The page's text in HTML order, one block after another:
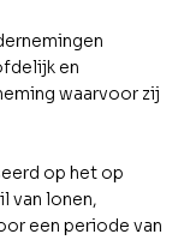
en
waarvoor zij
op het op
van lonen,
een periode van